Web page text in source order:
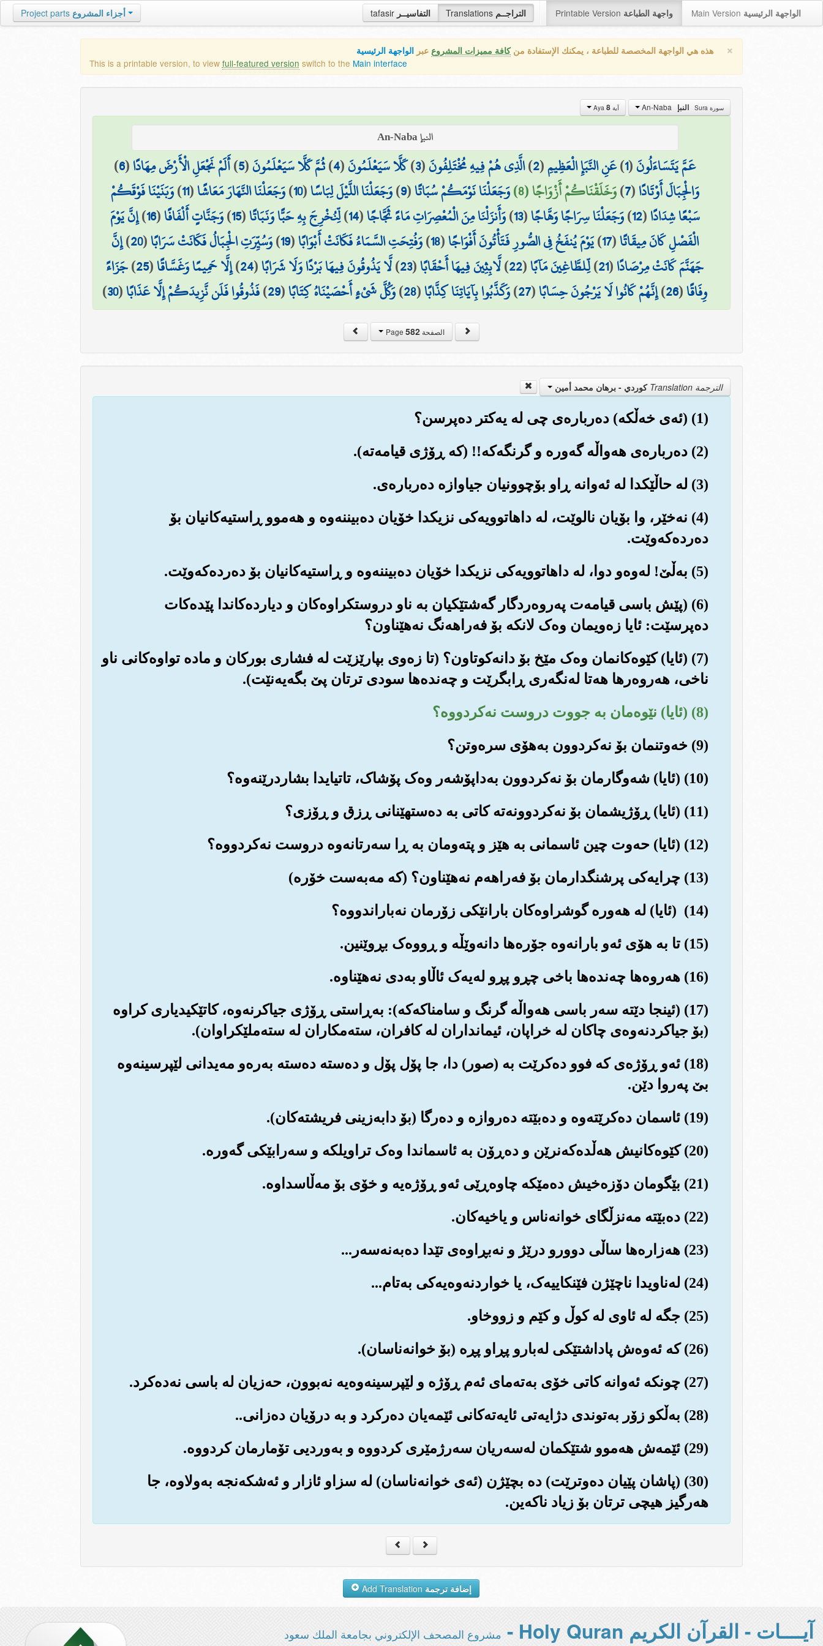
tafasir التفاسيــر Translations التراجــم Printable Version واجهة الطباعة Main Version الواجهة الرئيسية Project parts أجزاء المشروع
× هذه هي الواجهة المخصصة للطباعة ، يمكنك الإستفادة منكافة مميزات المشروع عبر الواجهة الرئيسية
This is a printable version, to view full-featured version switch to the Main interface
سورة Sura النبإ آية Aya 8
النبإ An-Naba
عَمَّ يَتَسَاءَلُونَ(
1
)عَنِ النَّبَإِ الْعَظِيمِ(
2
)الَّذِي هُمْ فِيهِ مُخْتَلِفُونَ(
3
)كَلَّا سَيَعْلَمُونَ(
4
)ثُمَّ كَلَّا سَيَعْلَمُونَ(
5
)أَلَمْ نَجْعَلِ الْأَرْضَ مِهَادًا(
6
)
وَالْجِبَالَ أَوْتَادًا(
7
)وَخَلَقْنَاكُمْ أَزْوَاجًا (8) وَجَعَلْنَا نَوْمَكُمْ سُبَاتًا(
9
)وَجَعَلْنَا اللَّيْلَ لِبَاسًا(
10
)وَجَعَلْنَا النَّهَارَ مَعَاشًا(
11
)وَبَنَيْنَا فَوْقَكُمْ
سَبْعًا شِدَادًا(
12
)وَجَعَلْنَا سِرَاجًا وَهَّاجًا(
13
)وَأَنزَلْنَا مِنَ الْمُعْصِرَاتِ مَاءً ثَجَّاجًا(
14
)لِّنُخْرِجَ بِهِ حَبًّا وَنَبَاتًا(
15
)وَجَنَّاتٍ أَلْفَافًا(
16
)إِنَّ يَوْمَ
الْفَصْلِ كَانَ مِيقَاتًا(
17
)يَوْمَ يُنفَخُ فِي الصُّورِ فَتَأْتُونَ أَفْوَاجًا(
18
)وَفُتِحَتِ السَّمَاءُ فَكَانَتْ أَبْوَابًا(
19
)وَسُيِّرَتِ الْجِبَالُ فَكَانَتْ سَرَابًا(
20
)إِنَّ
جَهَنَّمَ كَانَتْ مِرْصَادًا(
21
)لِّلطَّاغِينَ مَآبًا(
22
)لَّابِثِينَ فِيهَا أَحْقَابًا(
23
)لَّا يَذُوقُونَ فِيهَا بَرْدًا وَلَا شَرَابًا(
24
)إِلَّا حَمِيمًا وَغَسَّاقًا(
25
)جَزَاءً
وِفَاقًا(
26
)إِنَّهُمْ كَانُوا لَا يَرْجُونَ حِسَابًا(
27
)وَكَذَّبُوا بِآيَاتِنَا كِذَّابًا(
28
)وَكُلَّ شَيْءٍ أَحْصَيْنَاهُ كِتَابًا(
29
)فَذُوقُوا فَلَن نَّزِيدَكُمْ إِلَّا عَذَابًا(
30
)
الصفحة Page582
الترجمة Translation كوردي - برهان محمد أمين
(1) (ئه‌ی خه‌ڵکه‌) ده‌رباره‌ی چی له یه‌کتر ده‌پرسن؟
(2) ده‌رباره‌ی هه‌واڵه گه‌وره و گرنگه‌که‌!! (که ڕۆژی قیامه‌ته‌).
(3) له حاڵێکدا له ئه‌وانه ڕاو بۆچوونیان جیاوازه ده‌رباره‌ی.
(4) نه‌خێر، وا بۆیان نالوێت، له داهاتوویه‌کی نزیکدا خۆیان ده‌بیننه‌وه و هه‌موو ڕاستیه‌کانیان بۆ
ده‌رده‌که‌وێت.
(5) به‌ڵێ! له‌وه‌و دوا، له داهاتوویه‌کی نزیکدا خۆیان ده‌بیننه‌وه و ڕاستیه‌کانیان بۆ ده‌رده‌که‌وێت.
(6) (پێش باسی قیامه‌ت په‌روه‌ردگار گه‌شتێکیان به ناو دروستکراوه‌کان و دیارده‌کاندا پێده‌کات
ده‌پرسێت: ئایا زه‌ویمان وه‌ک لانکه بۆ فه‌راهه‌نگ نه‌هێناون؟
(7) (ئایا) کێوه‌کانمان وه‌ک مێخ بۆ دانه‌کوتاون؟ (تا زه‌وی بپارێزێت له فشاری بورکان و ماده تواوه‌کانی ناو
ناخی، هه‌روه‌رها هه‌تا له‌نگه‌ری ڕابگرێت و چه‌نده‌ها سودی ترتان پێ بگه‌یه‌نێت).
(8) (ئایا) نێوه‌مان به جووت دروست نه‌کردووه‌؟
(9) خه‌وتنمان بۆ نه‌کردوون به‌هۆی سره‌وتن؟
(10) (ئایا) شه‌وگارمان بۆ نه‌کردوون به‌داپۆشه‌ر وه‌ک پۆشاک، تاتیایدا بشاردرێنه‌وه‌؟
(11) (ئایا) ڕۆژیشمان بۆ نه‌کردوونه‌ته کاتی به ده‌ستهێنانی ڕزق و ڕۆزی؟
(12) (ئایا) حه‌وت چین ئاسمانی به هێز و پته‌ومان به ڕا سه‌رتانه‌وه دروست نه‌کردووه‌؟
(13) چرایه‌کی پرشنگدارمان بۆ فه‌راهه‌م نه‌هێناون؟ (که مه‌به‌ست خۆره‌)
(14) ‎ (ئایا) له هه‌وره گوشراوه‌کان بارانێکی زۆرمان نه‌باراندووه‌؟
(15) تا به هۆی ئه‌و بارانه‌وه جۆره‌ها دانه‌وێڵه و ڕووه‌ک بڕوێنین.
(16) هه‌روه‌ها چه‌نده‌ها باخی چڕو پڕو له‌یه‌ک ئاڵاو به‌دی نه‌هێناوه‌.
(17) (ئینجا دێته سه‌ر باسی هه‌واڵه گرنگ و سامناکه‌که‌): به‌‎ڕاستی ڕۆژی جیاکرنه‌وه‌، کاتێكیدیاری کراوه
(بۆ جیاکردنه‌وه‌ی چاکان له خراپان، ئیمانداران له کافران، سته‌مکاران له سته‌ملێکراوان).
(18) ئه‌و ڕۆژه‌ی که فوو ده‌کرێت به (صور) دا، جا پۆل پۆل و ده‌سته ده‌سته به‌ره‌و مه‌یدانی لێپرسینه‌وه
بێ په‌روا دێن.
(19) ئاسمان ده‌کرێته‌وه و ده‌بێته ده‌روازه و ده‌رگا (بۆ دابه‌زینی فریشته‌کان).
(20) کێوه‌کانیش هه‌ڵده‌که‌نرێن و ده‌ڕۆن به ئاسماندا وه‌ک تراویلکه و سه‌رابێکی گه‌وره‌.
(21) بێگومان دۆزه‌خیش ده‌مێکه چاوه‌ڕێی ئه‌و ڕۆژه‌یه و خۆی بۆ مه‌ڵاسداوه‌.
(22) ده‌بێته مه‌نزڵگای خوانه‌ناس و یاخیه‌کان.
(23) هه‌زاره‌ها ساڵی دوورو درێژ و نه‌بڕاوه‌ی تێدا ده‌به‌نه‌سه‌ر...
(24) له‌ناویدا ناچێژن فێنکاییه‌ک، یا خواردنه‌وه‌یه‌کی به‌تام...
(25) جگه له ئاوی له کوڵ و کێم و زووخاو.
(26) که ئه‌وه‌ش پاداشتێكی له‌بارو پڕاو پڕه (بۆ خوانه‌ناسان).
(27) چونکه ئه‌وانه کاتی خۆی به‌ته‌مای ئه‌م ڕۆژه و لێپرسینه‌وه‌یه نه‌بوون، حه‌زیان له باسی نه‌ده‌کرد.
(28) به‌ڵکو زۆر به‌توندی دژایه‌تی ئایه‌ته‌کانی ئێمه‌یان ده‌رکرد و به درۆیان ده‌زانی..
(29) ئێمه‌ش هه‌موو شتێکمان له‌سه‌ریان سه‌رژمێری کردووه و به‌وردیی تۆمارمان کردووه‌.
(30) (پاشان پێیان ده‌وترێت) ده بچێژن (ئه‌ی خوانه‌ناسان) له سزاو ئازار و ئه‌شکه‌نجه به‌ولاوه‌، جا
هه‌رگیز هیچی ترتان بۆ زیاد ناکه‌ین.
إضافة ترجمة
آيــــات - القرآن الكريم Holy Quran - مشروع المصحف الإلكتروني بجامعة الملك سعود